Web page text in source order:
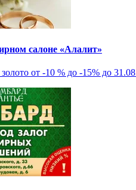
салоне «Алалит»
от -10 % до -15% до